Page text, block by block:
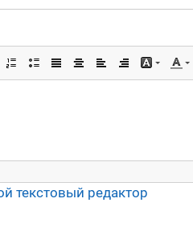
текстовый редактор